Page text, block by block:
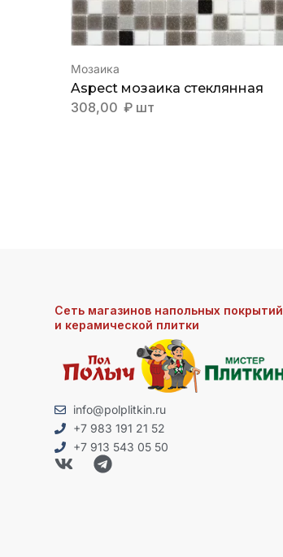
Мозаика
Aspect мозаика стеклянная
308,00 ₽ шт
Сеть магазинов напольных покрытий
и керамической плитки
info@polplitkin.ru
+7 983 191 21 52
+7 913 543 05 50